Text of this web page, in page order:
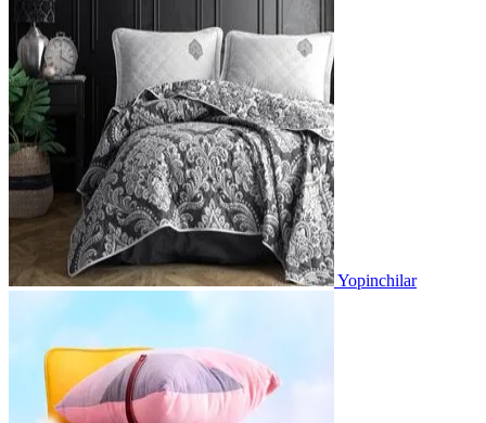
Yopinchilar